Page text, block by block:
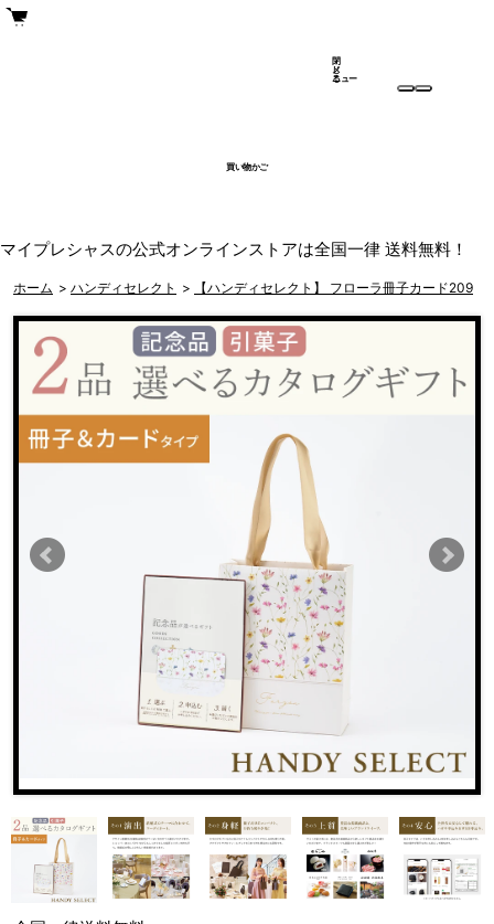
買い物かご
メ
ニュー
閉
じ
る
マイプレシャスの公式オンラインストアは全国一律 送料無料！
ホーム > ハンディセレクト > 【ハンディセレクト】 フローラ冊子カード209